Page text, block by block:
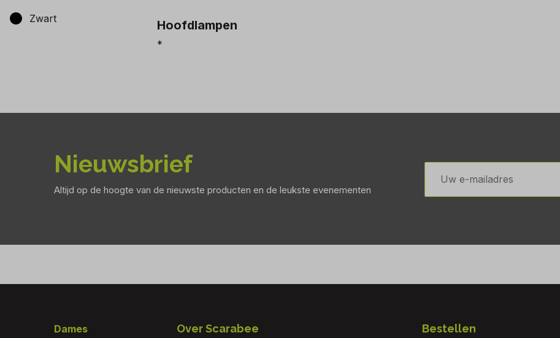
Zwart
Hoofdlampen
*
Nieuwsbrief
Altijd op de hoogte van de nieuwste producten en de leukste evenementen
E-
mailadres
Footer
Dames
Over Scarabee Bestellen